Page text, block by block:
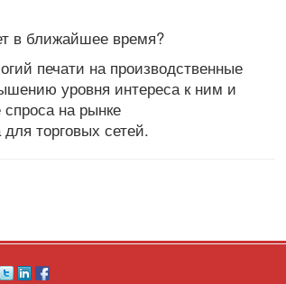
в ближайшее время?
печати на производственные
уровня интереса к ним и
на рынке
торговых сетей.